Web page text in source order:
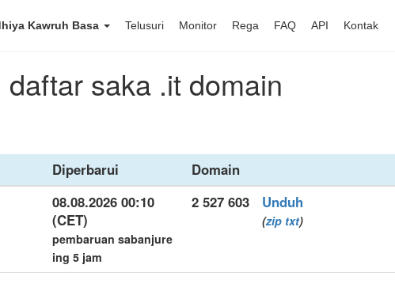
Kawruh Basa Telusuri Monitor Rega FAQ API Kontak
daftar saka .it domain
Diperbarui
Domain
08.08.2026 00:10
(CET)
pembaruan sabanjure
ing 5 jam
2 527 603 Unduh
(zip txt)